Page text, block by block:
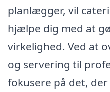
planlægger, vil
hjælpe dig med at
virkelighed. Ved at
og servering til
fokusere på det,